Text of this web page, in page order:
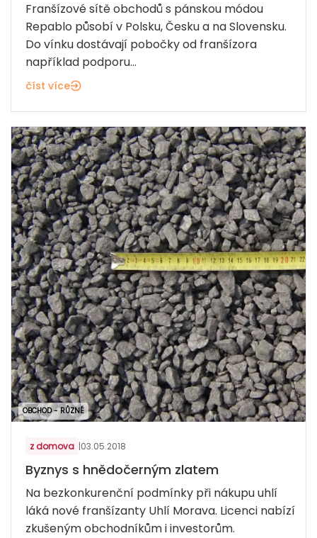
Franšízové sítě obchodů s pánskou módou
Repablo působí v Polsku, Česku a na Slovensku.
Do vínku dostávají pobočky od franšízora
například podporu...
číst více
OBCHOD - RŮZNÉ
z domova |03.05.2018
Byznys s hnědočerným zlatem
Na bezkonkurenční podmínky při nákupu uhlí
láká nové franšízanty Uhlí Morava. Licenci nabízí
zkušeným obchodníkům i investorům.